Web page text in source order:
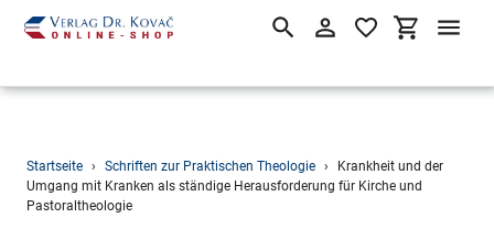
Direkt
zum
Inhalt
SuchenEinloggen
Startseite › Schriften zur Praktischen Theologie ›
Krankheit und der
Umgang mit Kranken als ständige Herausforderung für Kirche und
Pastoraltheologie